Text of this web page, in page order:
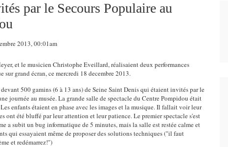
par le Secours Populaire au
2013, 00:01am
et le musicien Christophe Eveillard, réalisaient deux performances
grand écran, ce mercredi 18 decembre 2013.
500 gamins (6 à 13 ans) de Seine Saint Denis qui étaient invités par le
journée au musée. La grande salle de spectacle du Centre Pompidou était
enfants étaient en phase avec les images et la musique. Il fallait voir leur
ont été bluffé par leur attention et leur patience. Le premier spectacle s'est
a subit un bug informatique de 5 minutes, mais la salle est restée calme et
qui essayaient même de proposer des solutions techniques ("il faut
et redémarrez!")